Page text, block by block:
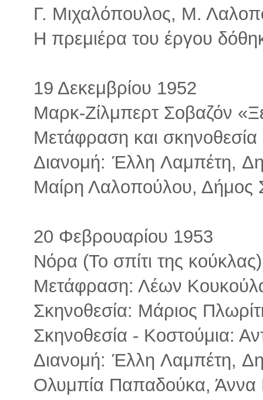
Γ. Μιχαλόπουλος, Μ.
Η πρεμιέρα του έργου
19 Δεκεμβρίου 1952
Μαρκ-Ζίλμπερτ Σοβαζόν
Μετάφραση και
Διανομή: Έλλη Λαμπέτη,
Μαίρη Λαλοπούλου, Δήμος
20 Φεβρουαρίου 1953
Νόρα (Το σπίτι της κούκλας)
Μετάφραση: Λέων
Σκηνοθεσία: Μάριος
Σκηνοθεσία - Κοστούμια:
Διανομή: Έλλη Λαμπέτη,
Ολυμπία Παπαδούκα, Άννα